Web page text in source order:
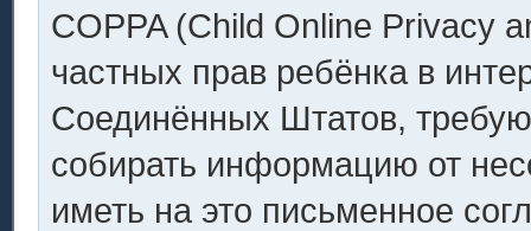
COPPA (Child Online Privacy
частных прав ребёнка в
Соединённых Штатов,
собирать информацию от
иметь на это письменное